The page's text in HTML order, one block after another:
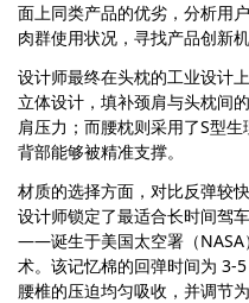
面上同类产品的优劣，分析用
肉群使用状况，寻找产品创新机
设计师最终在头枕的工业设计
立体设计，填补颈肩与头枕间
肩压力；而腰枕则采用了S型
背部能够被精准支撑。
材质的选择方面，对比反弹较
设计师锁定了最适合长时间驾
——诞生于美国太空署（NASA
术。该记忆棉的回弹时间为 3-
腰椎的压迫均匀吸收，并调节